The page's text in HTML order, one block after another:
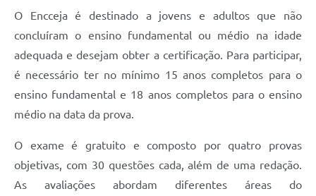
Telefones Úteis
SIC
Contato
O Encceja é destinado a jovens e adultos que não
concluíram o ensino fundamental ou médio na idade
adequada e desejam obter a certificação. Para participar,
é necessário ter no mínimo 15 anos completos para o
ensino fundamental e 18 anos completos para o ensino
médio na data da prova.
O exame é gratuito e composto por quatro provas
objetivas, com 30 questões cada, além de uma redação.
As avaliações abordam diferentes áreas do